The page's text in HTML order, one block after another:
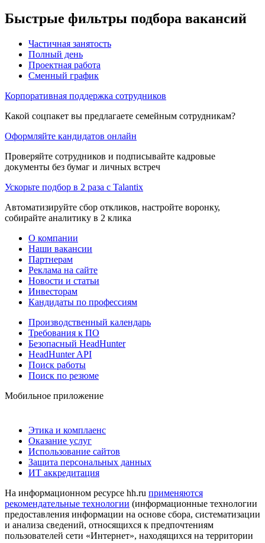
Быстрые фильтры подбора вакансий
Частичная занятость
Полный день
Проектная работа
Сменный график
Корпоративная поддержка сотрудников
Какой соцпакет вы предлагаете семейным сотрудникам?
Оформляйте кандидатов онлайн
Проверяйте сотрудников и подписывайте кадровые
документы без бумаг и личных встреч
Ускорьте подбор в 2 раза с Talantix
Автоматизируйте сбор откликов, настройте воронку,
собирайте аналитику в 2 клика
О компании
Наши вакансии
Партнерам
Реклама на сайте
Новости и статьи
Инвесторам
Кандидаты по профессиям
Производственный календарь
Требования к ПО
Безопасный HeadHunter
HeadHunter API
Поиск работы
Поиск по резюме
Мобильное приложение
Этика и комплаенс
Оказание услуг
Использование сайтов
Защита персональных данных
ИТ аккредитация
На информационном ресурсе hh.ru применяются
рекомендательные технологии (информационные технологии
предоставления информации на основе сбора, систематизации
и анализа сведений, относящихся к предпочтениям
пользователей сети «Интернет», находящихся на территории